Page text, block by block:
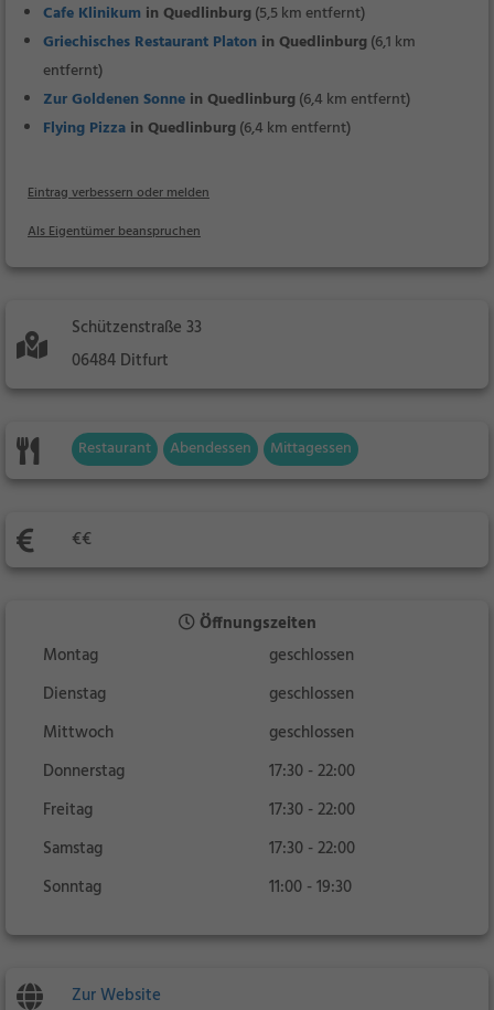
Cafe Klinikum in Quedlinburg(5,5 km entfernt)
Griechisches Restaurant Platon in Quedlinburg(6,1 km
entfernt)
Zur Goldenen Sonne in Quedlinburg(6,4 km entfernt)
Flying Pizza in Quedlinburg(6,4 km entfernt)
Eintrag verbessern oder melden
Als Eigentümer beanspruchen
Schützenstraße 33
06484 Ditfurt
Restaurant Abendessen Mittagessen
€€
Öffnungszeiten
Montag
geschlossen
Dienstag
geschlossen
Mittwoch
geschlossen
Donnerstag
17:30 - 22:00
Freitag
17:30 - 22:00
Samstag
17:30 - 22:00
Sonntag
11:00 - 19:30
Zur Website